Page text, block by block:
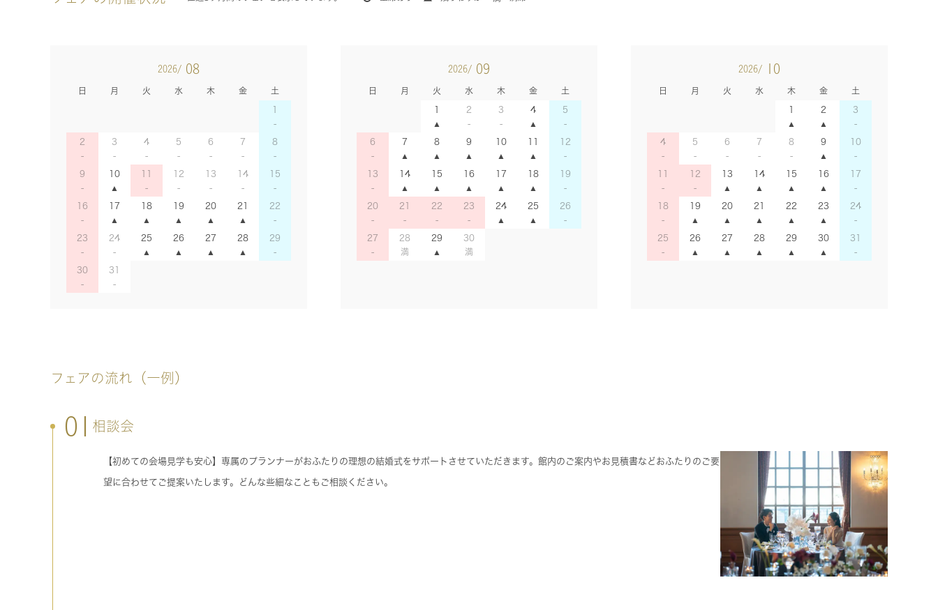
2026/ 08
日 月 火 水 木 金 土
1
2 3 4 5 6 7 8
9 10 11 12 13 14 15
16 17 18 19 20 21 22
23 24 25 26 27 28 29
30 31
2026/ 09
日 月 火 水 木 金 土
1 2 3 4 5
6 7 8 9 10 11 12
13 14 15 16 17 18 19
20 21 22 23 24 25 26
27 28 29 30
2026/ 10
日 月 火 水 木 金 土
1 2 3
4 5 6 7 8 9 10
11 12 13 14 15 16 17
18 19 20 21 22 23 24
25 26 27 28 29 30 31
フェアの流れ（一例）
01 相談会
【初めての会場見学も安心】専属のプランナーがおふたりの理想の結婚式をサポートさせていただきます。館内のご案内やお見積書などおふたりのご要
望に合わせてご提案いたします。どんな些細なこともご相談ください。